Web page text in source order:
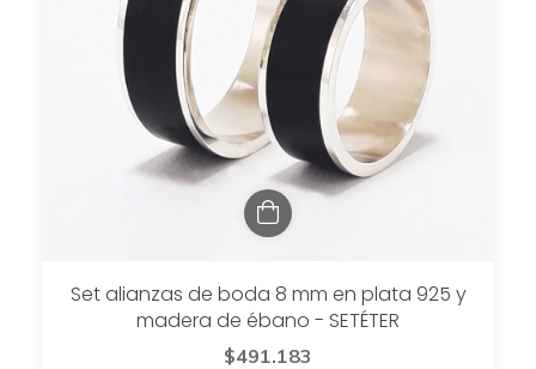
Set alianzas de boda 8 mm en plata 925 y
madera de ébano - SETÉTER
$491.183